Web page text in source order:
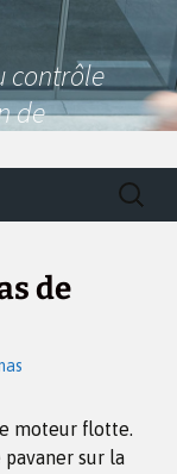
contrôle
de
de
moteur flotte.
sur la